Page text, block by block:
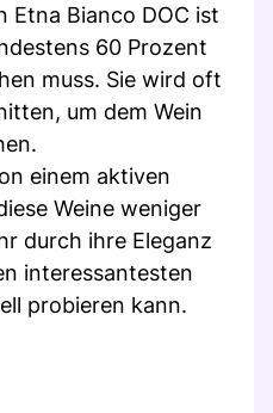
Etna Bianco DOC ist
60 Prozent
muss. Sie wird oft
um dem Wein
einem aktiven
Weine weniger
durch ihre Eleganz
interessantesten
probieren kann.